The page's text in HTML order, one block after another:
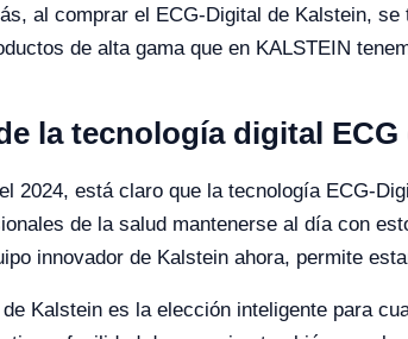
al comprar el ECG-Digital de Kalstein,
de alta gama que en KALSTEIN
la tecnología digital
2024, está claro que la tecnología ECG-
de la salud mantenerse al día con
innovador de Kalstein ahora, permite
Kalstein es la elección inteligente para